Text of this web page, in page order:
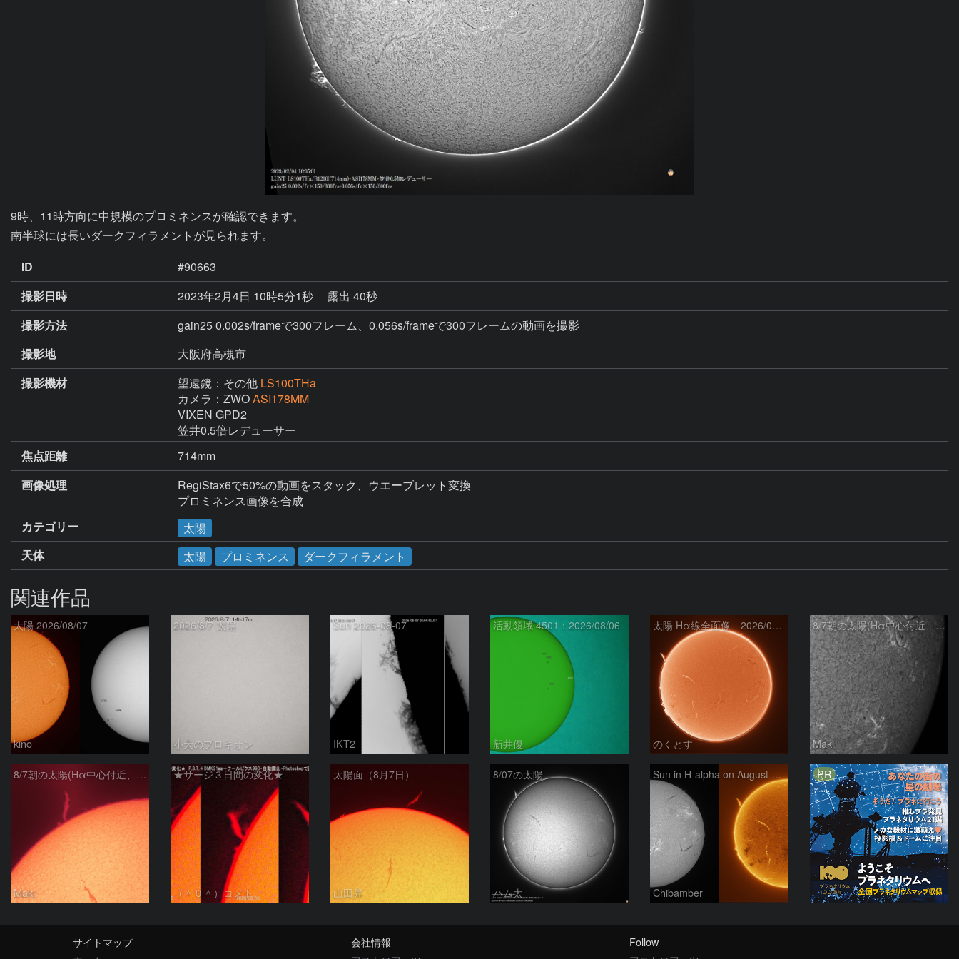
9時、11時方向に中規模のプロミネンスが確認できます。
南半球には長いダークフィラメントが見られます。
ID
#90663
撮影日時
2023年2月4日 10時5分1秒
露出 40秒
撮影方法
gain25 0.002s/frameで300フレーム、0.056s/frameで300フレームの動画を撮影
撮影地
大阪府高槻市
撮影機材
望遠鏡：その他 LS100THa
カメラ：ZWOASI178MM
VIXEN GPD2
笠井0.5倍レデューサー
焦点距離
714mm
画像処理
RegiStax6で50%の動画をスタック、ウエーブレット変換
カテゴリー
太陽
天体
太陽 プロミネンス ダークフィラメント
関連作品
太陽 2026/08/07
kino
2026/8/7 太陽
小犬のプロキオン
Sun 2026-08-07
IKT2
活動領域 4501：2026/08/06
新井優
太陽 Hα線全面像 2026/08/07
のくとす
8/7朝の太陽(Hα中心付近、4498、4502付近)
Maki
8/7朝の太陽(Hα中心付近、プロミネンス)
Maki
★サージ３日間の変化★
（＾０＾）コメト
太陽面（8月7日）
山田昇
8/07の太陽
ハム太
Sun in H-alpha on August 7, 2026
Chibamber
PR
サイトマップ
会社情報
Follow